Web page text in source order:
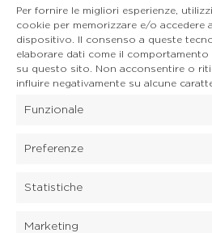
Per fornire le migliori esperienze,
cookie per memorizzare e/o accedere
dispositivo. Il consenso a queste
elaborare dati come il
su questo sito. Non acconsentire o
influire negativamente su alcune
Funzionale
Preferenze
Statistiche
Marketing
CONTATTI
Mail:
Cell.336
Cell.349